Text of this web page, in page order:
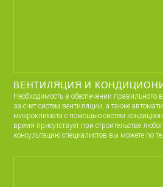
ВЕНТИЛЯЦИЯ И
Необходимость в обеспечении
за счет систем вентиляции, а также
микроклимата с помощью систем
время присутствует при строительстве
консультацию специалистов вы можете по